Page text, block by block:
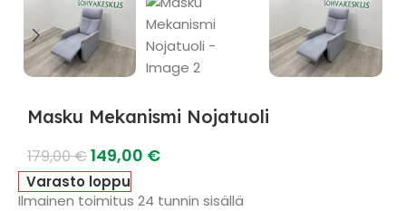
Masku Mekanismi Nojatuoli
179,00€149,00 €
Varasto loppu
Ilmainen toimitus 24 tunnin sisällä